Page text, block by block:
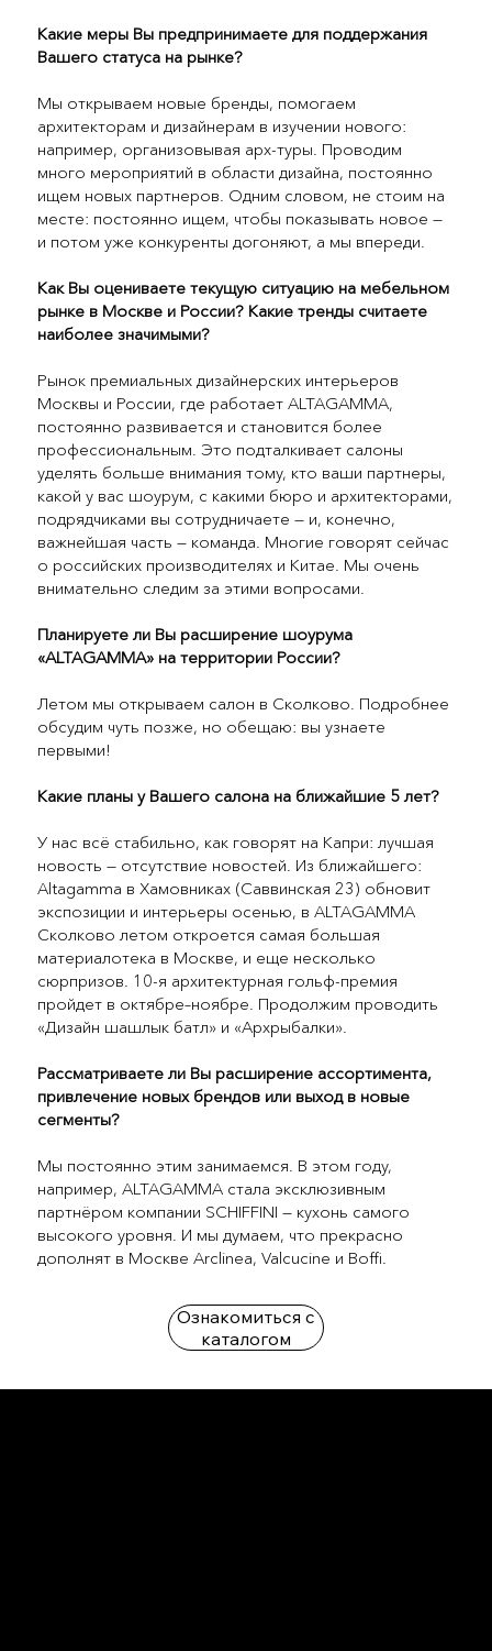
Какие меры Вы предпринимаете для поддержания
Вашего статуса на рынке?
Мы открываем новые бренды, помогаем
архитекторам и дизайнерам в изучении нового:
например, организовывая арх-туры. Проводим
много мероприятий в области дизайна, постоянно
ищем новых партнеров. Одним словом, не стоим на
месте: постоянно ищем, чтобы показывать новое —
и потом уже конкуренты догоняют, а мы впереди.
Как Вы оцениваете текущую ситуацию на мебельном
рынке в Москве и России? Какие тренды считаете
наиболее значимыми?
Рынок премиальных дизайнерских интерьеров
Москвы и России, где работает ALTAGAMMA,
постоянно развивается и становится более
профессиональным. Это подталкивает салоны
уделять больше внимания тому, кто ваши партнеры,
какой у вас шоурум, с какими бюро и архитекторами,
подрядчиками вы сотрудничаете — и, конечно,
важнейшая часть — команда. Многие говорят сейчас
о российских производителях и Китае. Мы очень
внимательно следим за этими вопросами.
Планируете ли Вы расширение шоурума
«ALTAGAMMA» на территории России?
Летом мы открываем салон в Сколково. Подробнее
обсудим чуть позже, но обещаю: вы узнаете
первыми!
Какие планы у Вашего салона на ближайшие 5 лет?
У нас всё стабильно, как говорят на Капри: лучшая
новость — отсутствие новостей. Из ближайшего:
Altagamma в Хамовниках (Саввинская 23) обновит
экспозиции и интерьеры осенью, в ALTAGAMMA
Сколково летом откроется самая большая
материалотека в Москве, и еще несколько
сюрпризов. 10-я архитектурная гольф-премия
пройдет в октябре–ноябре. Продолжим проводить
«Дизайн шашлык батл» и «Архрыбалки».
Рассматриваете ли Вы расширение ассортимента,
привлечение новых брендов или выход в новые
сегменты?
Мы постоянно этим занимаемся. В этом году,
например, ALTAGAMMA стала эксклюзивным
партнёром компании SCHIFFINI — кухонь самого
высокого уровня. И мы думаем, что прекрасно
дополнят в Москве Arclinea, Valcucine и Boffi.
Ознакомиться с
каталогом